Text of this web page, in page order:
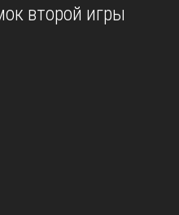
второй игры